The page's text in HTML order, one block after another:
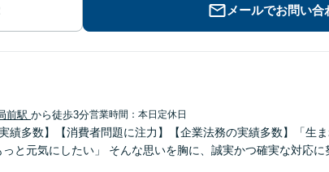
メールでお問い合
前駅 から徒歩3分営業時間：本日定休日
績多数】【消費者問題に注力】【企業法務の実績多数】「生
と元気にしたい」 そんな思いを胸に、誠実かつ確実な対応